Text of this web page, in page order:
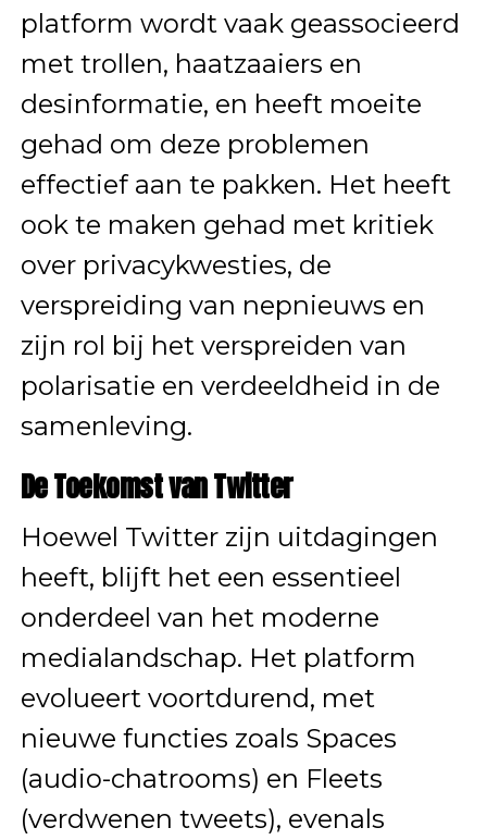
platform wordt vaak geassocieerd
met trollen, haatzaaiers en
desinformatie, en heeft moeite
gehad om deze problemen
effectief aan te pakken. Het heeft
ook te maken gehad met kritiek
over privacykwesties, de
verspreiding van nepnieuws en
zijn rol bij het verspreiden van
polarisatie en verdeeldheid in de
samenleving.
De Toekomst van Twitter
Hoewel Twitter zijn uitdagingen
heeft, blijft het een essentieel
onderdeel van het moderne
medialandschap. Het platform
evolueert voortdurend, met
nieuwe functies zoals Spaces
(audio-chatrooms) en Fleets
(verdwenen tweets), evenals